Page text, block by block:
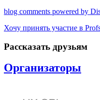
blog comments powered by
Хочу принять участие в
Рассказать друзьям
Организаторы